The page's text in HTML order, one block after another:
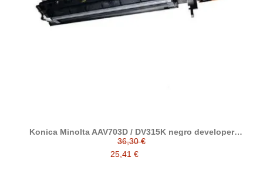
Konica Minolta AAV703D / DV315K negro developer
reciclado
36,30 €
25,41 €